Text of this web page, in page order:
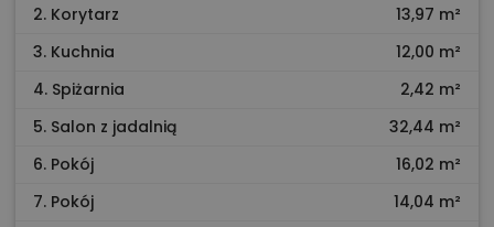
2. Korytarz
13,97 m²
3. Kuchnia
12,00 m²
4. Spiżarnia
2,42 m²
5. Salon z jadalnią
32,44 m²
6. Pokój
16,02 m²
7. Pokój
14,04 m²